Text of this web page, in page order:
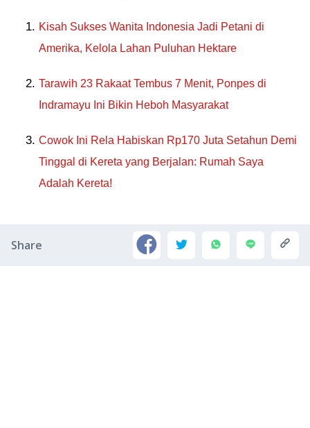
Kisah Sukses Wanita Indonesia Jadi Petani di
Amerika, Kelola Lahan Puluhan Hektare
Tarawih 23 Rakaat Tembus 7 Menit, Ponpes di
Indramayu Ini Bikin Heboh Masyarakat
Cowok Ini Rela Habiskan Rp170 Juta Setahun Demi
Tinggal di Kereta yang Berjalan: Rumah Saya
Adalah Kereta!
Share